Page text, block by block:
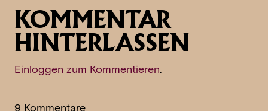
KOMMENTAR
HINTERLASSEN
Einloggen zum Kommentieren.
9 Kommentare